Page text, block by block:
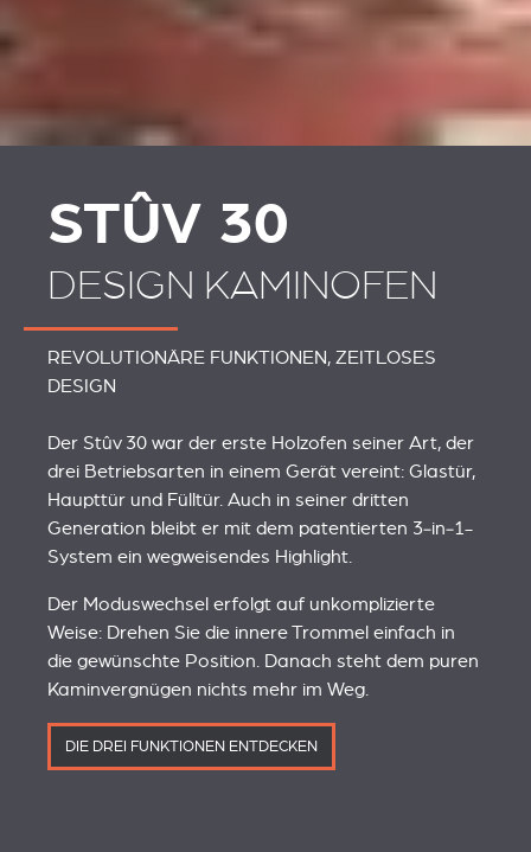
STÛV 30
DESIGN KAMINOFEN
REVOLUTIONÄRE FUNKTIONEN, ZEITLOSES
DESIGN
Der Stûv 30 war der erste Holzofen seiner Art, der
drei Betriebsarten in einem Gerät vereint: Glastür,
Haupttür und Fülltür. Auch in seiner dritten
Generation bleibt er mit dem patentierten 3‑in‑1-
System ein wegweisendes Highlight.
Der Moduswechsel erfolgt auf unkomplizierte
Weise: Drehen Sie die innere Trommel einfach in
die gewünschte Position. Danach steht dem puren
Kaminvergnügen nichts mehr im Weg.
DIE DREI FUNKTIONEN ENTDECKEN